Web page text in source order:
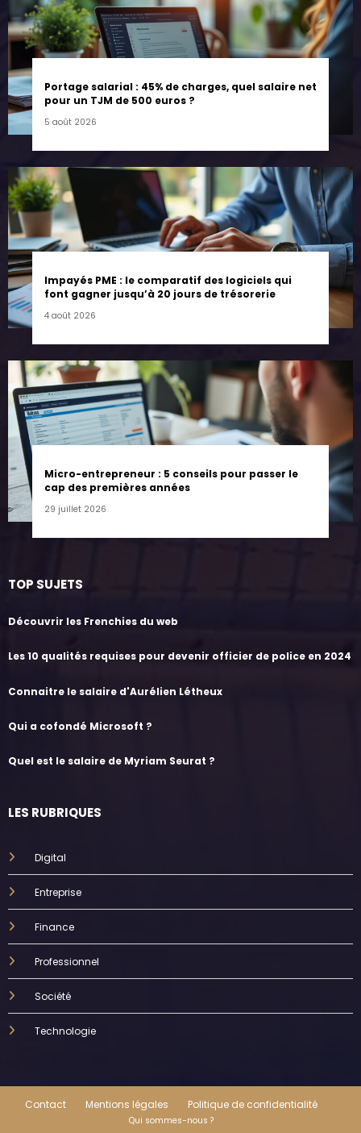
Portage salarial : 45% de charges, quel salaire net
pour un TJM de 500 euros ?
5 août 2026
Impayés PME : le comparatif des logiciels qui
font gagner jusqu’à 20 jours de trésorerie
4 août 2026
Micro-entrepreneur : 5 conseils pour passer le
cap des premières années
29 juillet 2026
TOP SUJETS
Découvrir les Frenchies du web
Les 10 qualités requises pour devenir officier de police en 2024
Connaitre le salaire d'Aurélien Létheux
Qui a cofondé Microsoft ?
Quel est le salaire de Myriam Seurat ?
LES RUBRIQUES
Digital
Entreprise
Finance
Professionnel
Société
Technologie
Contact Mentions légales Politique de confidentialité
Qui sommes-nous ?